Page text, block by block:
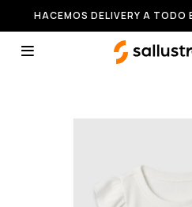
HACEMOS DELIVERY A TODO
RUNNING
